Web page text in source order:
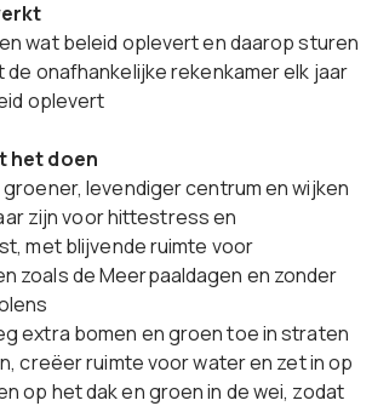
wat beleid oplevert en daarop sturen
de onafhankelijke rekenkamer elk jaar
oplevert
het doen
groener, levendiger centrum en wijken
zijn voor hittestress en
met blijvende ruimte voor
zoals de Meerpaaldagen en zonder
extra bomen en groen toe in straten
creëer ruimte voor water en zet in op
op het dak en groen in de wei, zodat